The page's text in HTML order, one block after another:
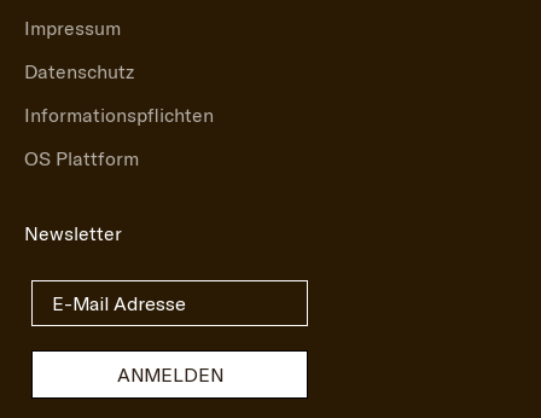
Impressum
Datenschutz
Informationspflichten
OS Plattform
Newsletter
ANMELDEN